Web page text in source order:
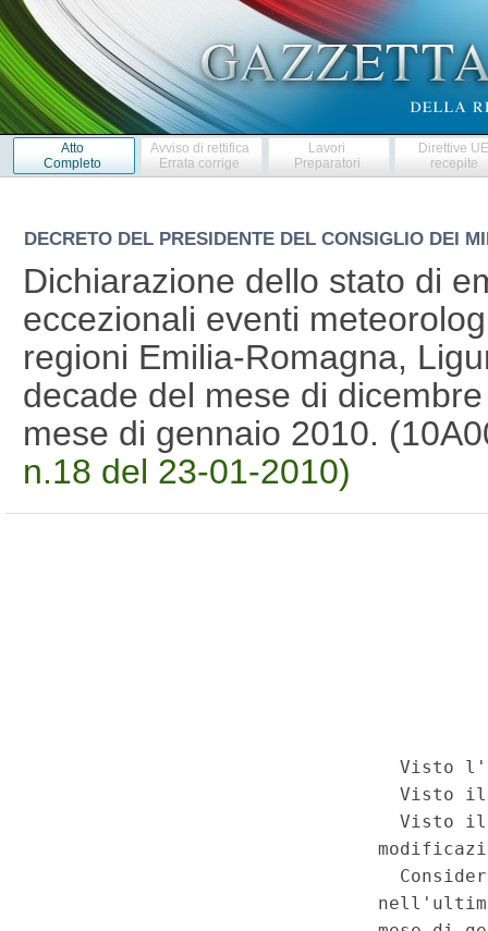
Atto
Completo
Avviso di rettifica
Errata corrige
Lavori
Preparatori
Direttive
recepite
DECRETO DEL PRESIDENTE DEL CONSIGLIO DEI
Dichiarazione dello stato di
eccezionali eventi
regioni Emilia-Romagna,
decade del mese di
mese di gennaio 2010.
n.18 del 23-01-2010)